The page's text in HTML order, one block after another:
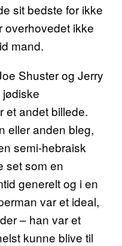
sit bedste for ikke
overhovedet ikke
mand.
Shuster og Jerry
et andet billede.
eller anden bleg,
semi-hebraisk
set som en
generelt og i en
var et ideal,
– han var et
kunne blive til